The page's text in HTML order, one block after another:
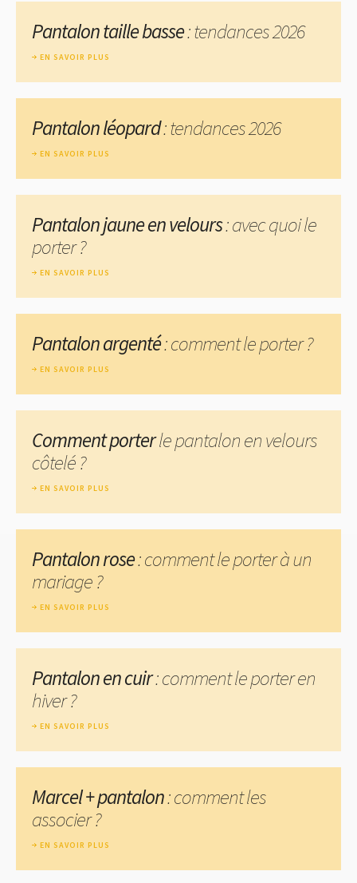
Pantalon taille basse: tendances 2026
EN SAVOIR PLUS
Pantalon léopard: tendances 2026
EN SAVOIR PLUS
Pantalon jaune en velours: avec quoi le
porter ?
EN SAVOIR PLUS
Pantalon argenté: comment le porter ?
EN SAVOIR PLUS
Comment porterle pantalon en velours
côtelé ?
EN SAVOIR PLUS
Pantalon rose: comment le porter à un
mariage ?
EN SAVOIR PLUS
Pantalon en cuir: comment le porter en
hiver ?
EN SAVOIR PLUS
Marcel + pantalon: comment les
associer ?
EN SAVOIR PLUS